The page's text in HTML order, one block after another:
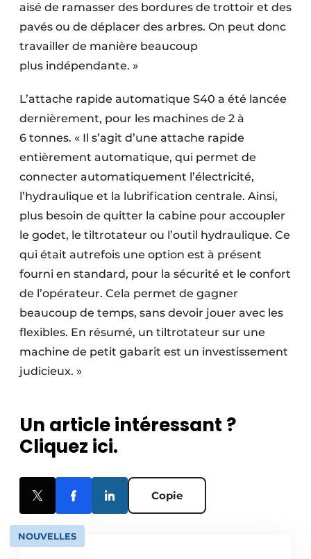
aisé de ramasser des bordures de trottoir et des
pavés ou de déplacer des arbres. On peut donc
travailler de manière beaucoup
plus indépendante. »
L’attache rapide automatique S40 a été lancée
dernièrement, pour les machines de 2 à
6 tonnes. « Il s’agit d’une attache rapide
entièrement auto­matique, qui permet de
connecter auto­matiquement l’électricité,
l’hydraulique et la lubrification centrale. Ainsi,
plus besoin de quitter la cabine pour accoupler
le godet, le tiltrotateur ou l’outil hydraulique. Ce
qui était autrefois une option est à présent
fourni en standard, pour la sécurité et le confort
de l’opérateur. Cela permet de gagner
beaucoup de temps, sans devoir jouer avec les
flexibles. En résumé, un tiltrotateur sur une
machine de petit gabarit est un investissement
judicieux. »
Un article intéressant ?
Cliquez ici.
Copie
NOUVELLES